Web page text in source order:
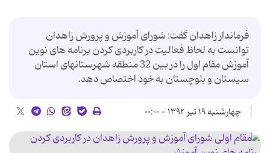
فرماندار زاهدان گفت: شورای آموزش و پرورش زاهدان
توانست به لحاظ فعالیت در کاربردی کردن برنامه های نوین
آموزش مقام اول را در بین 32 منطقه شهرستانهای استان
سیستان و بلوچستان به خود اختصاص دهد.
چهارشنبه ۱۹ تیر ۱۳۹۲ - ۰۰:۰۰